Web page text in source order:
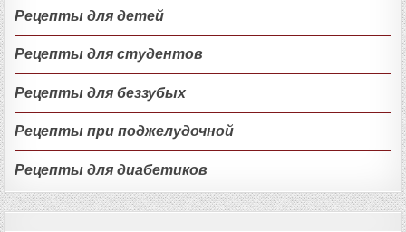
Рецепты для детей
Рецепты для студентов
Рецепты для беззубых
Рецепты при поджелудочной
Рецепты для диабетиков